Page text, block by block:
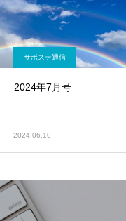
サポステ通信
2024年7月号
2024.06.10